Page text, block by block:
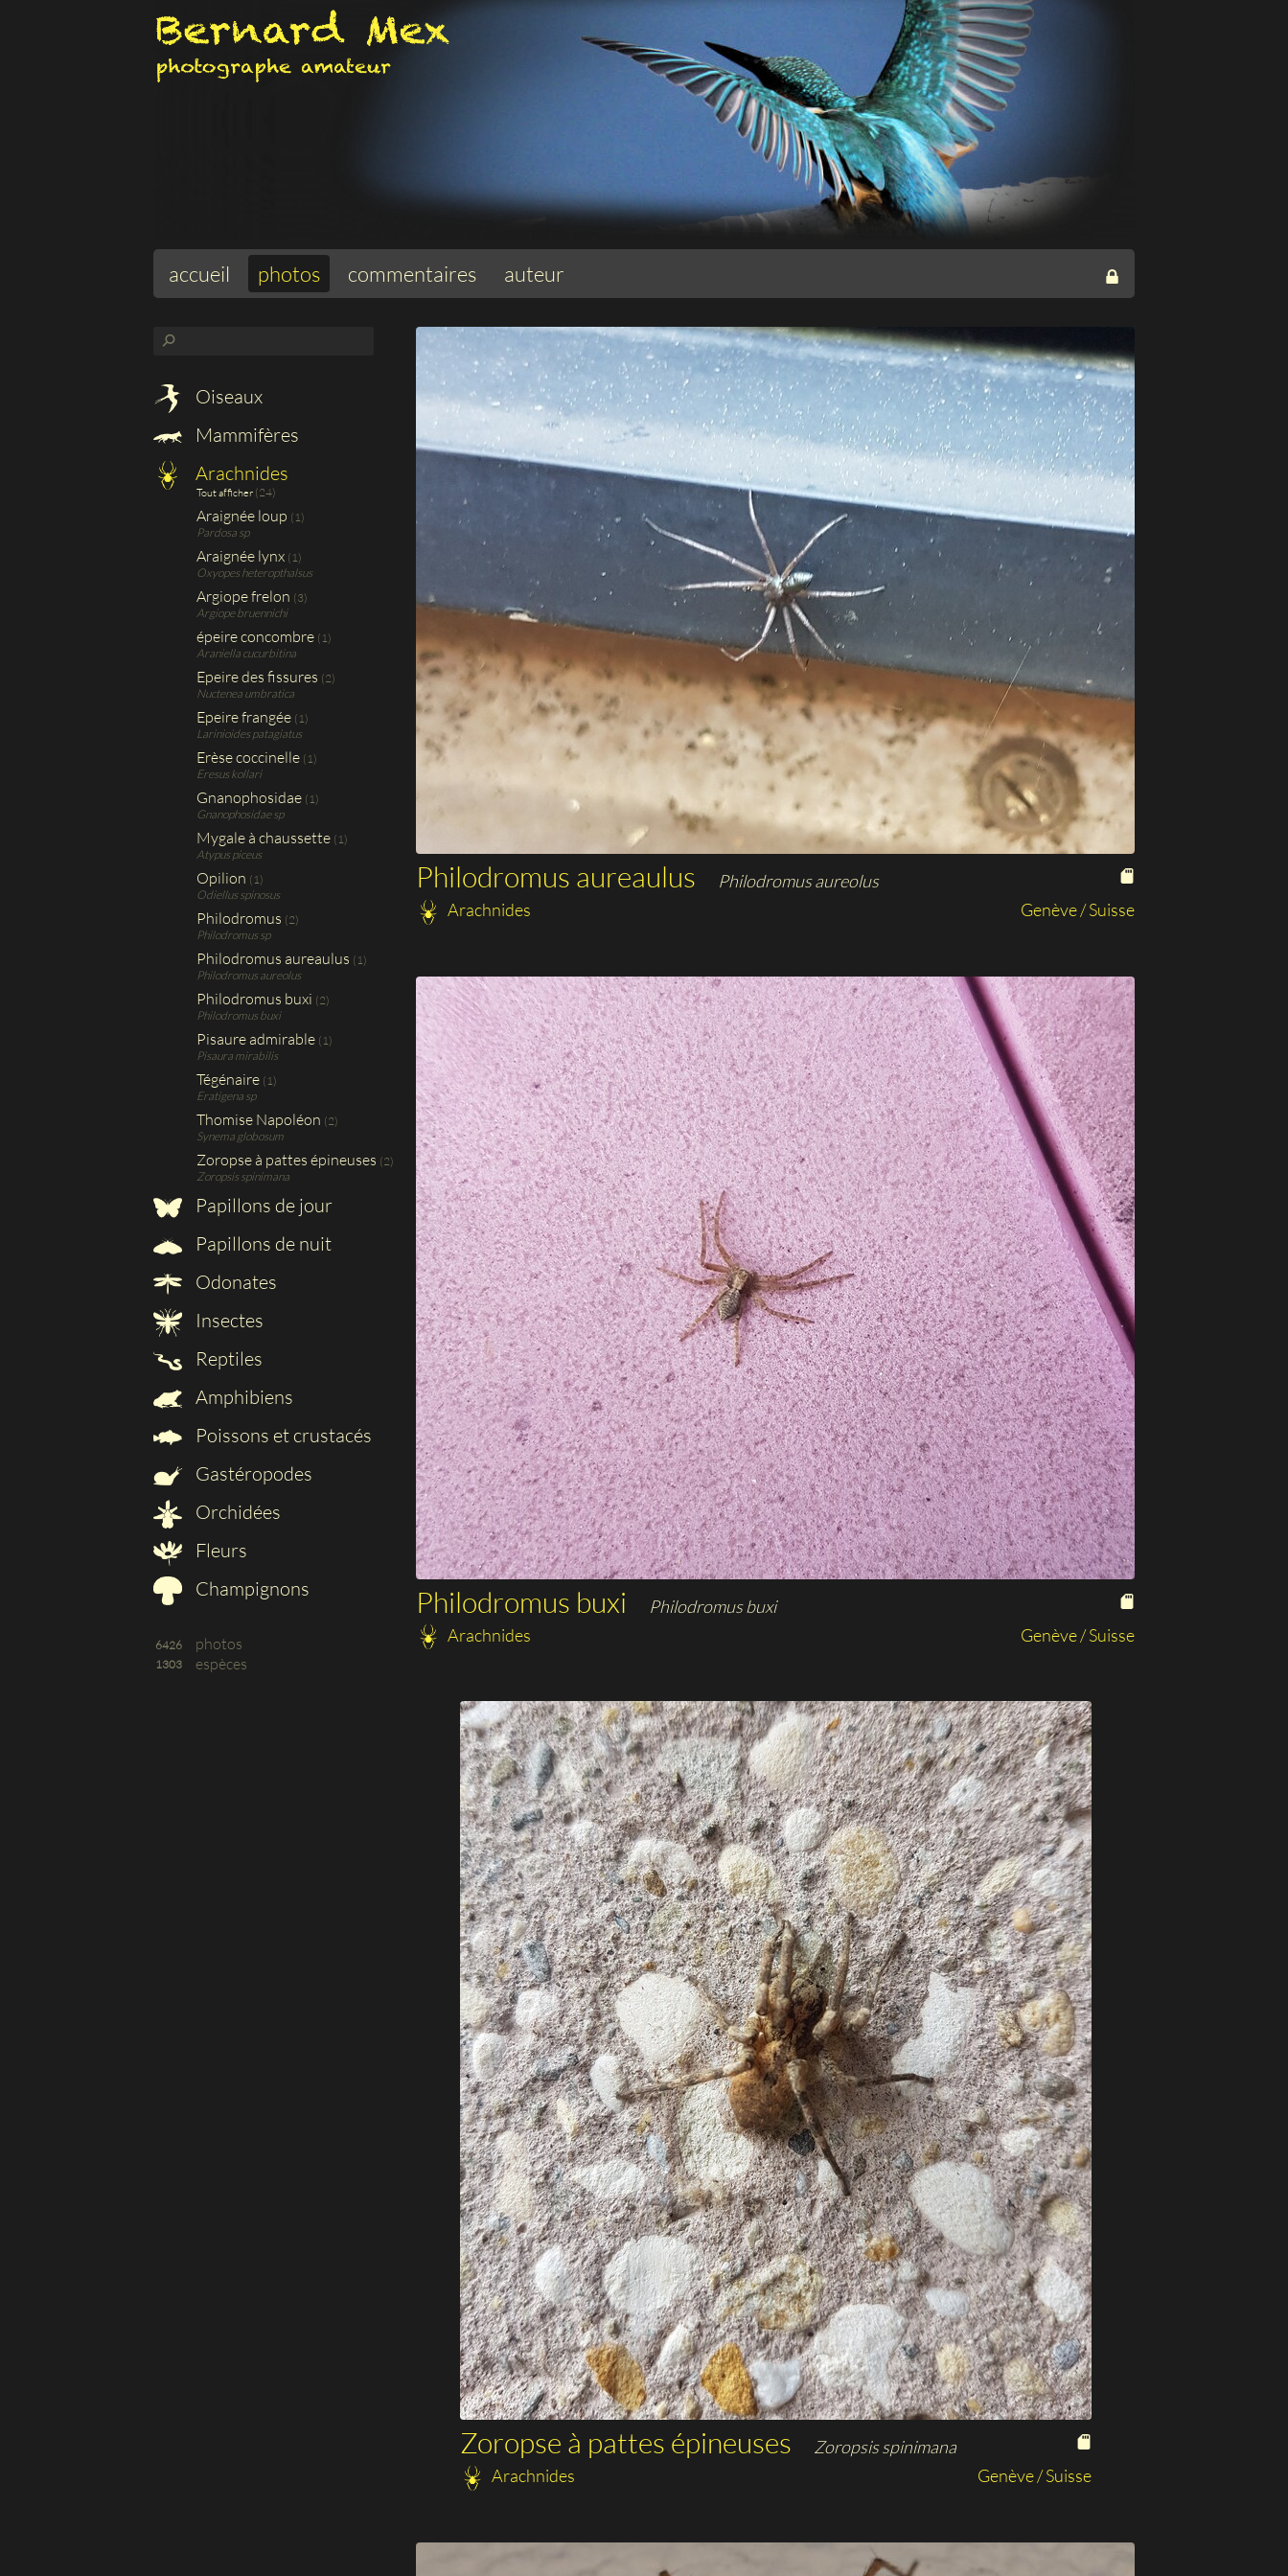
accueil photos commentaires auteur
⚲
Oiseaux
Mammifères
Arachnides
Tout afficher (24)
Araignée loup (1)
Pardosa sp
Araignée lynx (1)
Oxyopes heteropthalsus
Argiope frelon (3)
Argiope bruennichi
épeire concombre (1)
Araniella cucurbitina
Epeire des fissures (2)
Nuctenea umbratica
Epeire frangée (1)
Larinioides patagiatus
Erèse coccinelle (1)
Eresus kollari
Gnanophosidae (1)
Gnanophosidae sp
Mygale à chaussette (1)
Atypus piceus
Opilion (1)
Odiellus spinosus
Philodromus (2)
Philodromus sp
Philodromus aureaulus (1)
Philodromus aureolus
Philodromus buxi (2)
Philodromus buxi
Pisaure admirable (1)
Pisaura mirabilis
Tégénaire (1)
Eratigena sp
Thomise Napoléon (2)
Synema globosum
Zoropse à pattes épineuses (2)
Zoropsis spinimana
Papillons de jour
Papillons de nuit
Odonates
Insectes
Reptiles
Amphibiens
Poissons et crustacés
Gastéropodes
Orchidées
Fleurs
Champignons
6426 photos
1303 espèces
Philodromus aureaulus
Philodromus aureolus
Arachnides
Genève / Suisse
Philodromus buxi
Philodromus buxi
Arachnides
Genève / Suisse
Zoropse à pattes épineuses
Zoropsis spinimana
Arachnides
Genève / Suisse